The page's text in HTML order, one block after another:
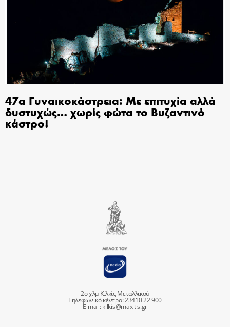
47α Γυναικοκάστρεια: Με επιτυχία αλλά
δυστυχώς… χωρίς φώτα το Βυζαντινό
κάστρο!
2ο χλμ Κιλκίς Μεταλλικού
Τηλεφωνικό κέντρο: 23410 22 900
E-mail:kilkis@maxitis.gr